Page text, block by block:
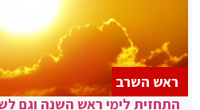
התחזית לימי ראש השנה וגם
ראש השרב